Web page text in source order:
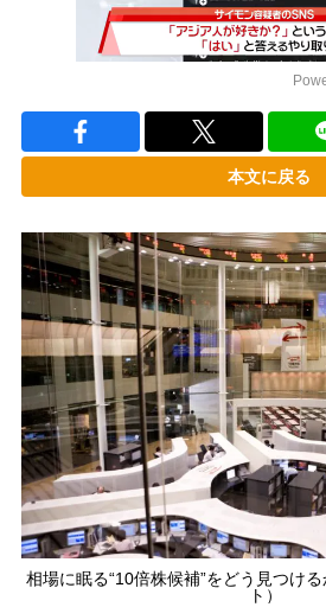
本文に戻る
相場に眠る“10倍株候補”をどう見つけ
ト）